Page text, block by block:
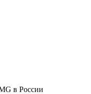
в России